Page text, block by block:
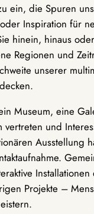
ein, die Spuren
Inspiration für
hinein, hinaus
Regionen und
unserer
Museum, eine
vertreten und
Ausstellung
Projekte –